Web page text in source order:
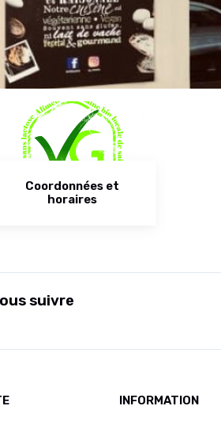
Coordonnées et
horaires
suivre
INFORMATION